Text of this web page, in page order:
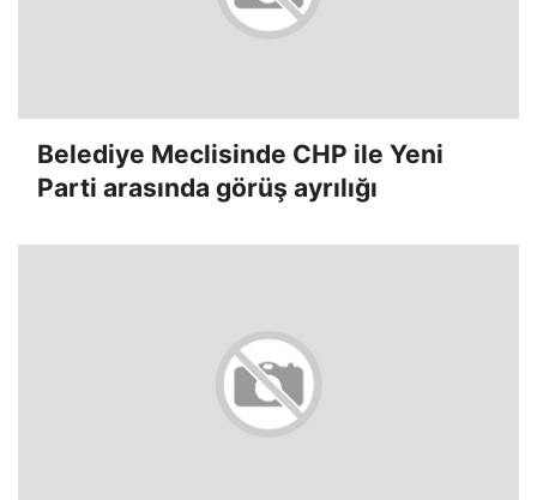
Belediye Meclisinde CHP ile Yeni
Parti arasında görüş ayrılığı